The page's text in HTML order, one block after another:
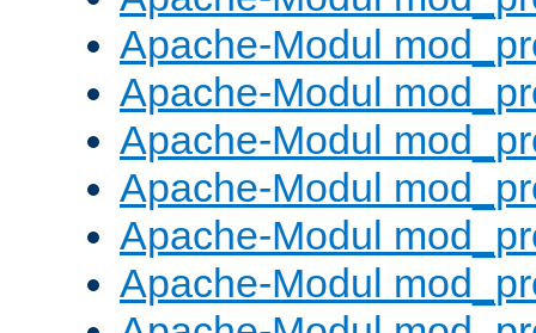
Apache-Modul
Apache-Modul
Apache-Modul
Apache-Modul
Apache-Modul
Apache-Modul